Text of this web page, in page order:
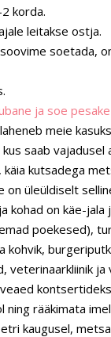
korda.
leitakse ostja.
soetada,
ja soe pesake
meie
saab
kutsadega
üleüldiselt
kohad on käe-jala
poekesed),
veterinaarkliinik
ning rääkimata
kaugusel,